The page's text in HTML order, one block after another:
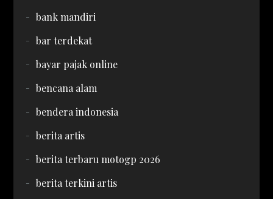
bank mandiri
bar terdekat
bayar pajak online
bencana alam
bendera indonesia
berita artis
berita terbaru motogp 2026
berita terkini artis